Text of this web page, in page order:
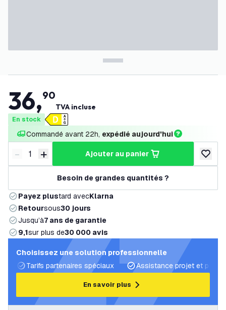
36,90
TVA incluse
En stock
Commandé avant 22h, expédié aujourd'hui
Diminuer la quantité
- Augmenter la quantité
+ ajouter au panier
Besoin de grandes quantités ?
Payez plustard avecKlarna
Retoursous30 jours
Jusqu’à7 ans de garantie
9,1sur plus de30 000 avis
Choisissez une solution professionnelle
Tarifs partenaires spéciaux
Assistance projet et plans
En savoir plus